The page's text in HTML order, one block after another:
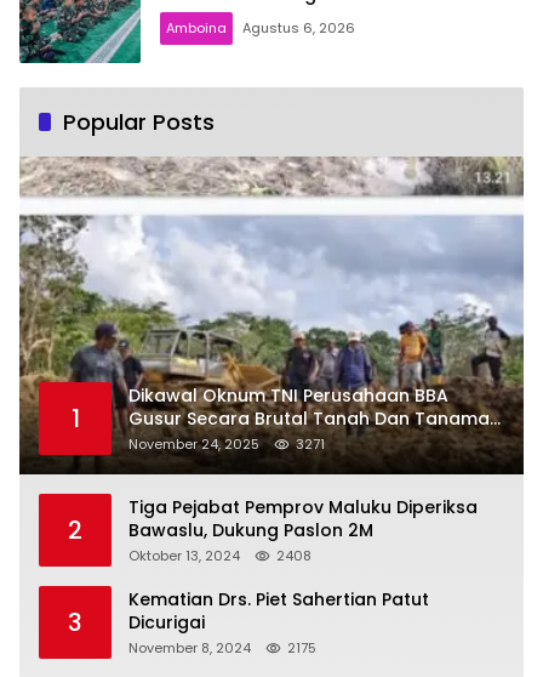
Amboina Agustus 6, 2026
Popular Posts
1
Dikawal Oknum TNI Perusahaan BBA
Gusur Secara Brutal Tanah Dan Tanaman
Warga, Akademisi Unpatti Minta Pangdam
Tertibkan Anggotanya
November 24, 2025 3271
2
Tiga Pejabat Pemprov Maluku Diperiksa
Bawaslu, Dukung Paslon 2M
Oktober 13, 2024 2408
3
Kematian Drs. Piet Sahertian Patut
Dicurigai
November 8, 2024 2175